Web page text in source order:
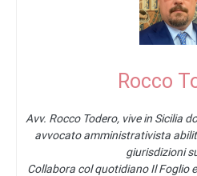
Rocco
Avv. Rocco Todero, vive in Sicilia
avvocato amministrativista
giurisdizioni
Collabora col quotidiano Il Foglio